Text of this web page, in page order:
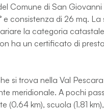
Comune di San
consistenza di 26 mq.
la categoria
ha un certificato di
si trova nella Val
meridionale. A pochi
(0.64 km), scuola (1.81